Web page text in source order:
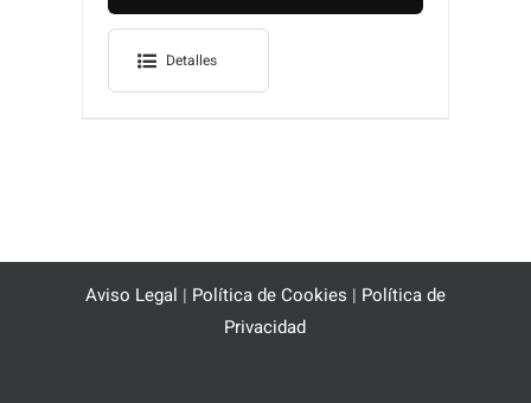
Detalles
Aviso Legal | Política de Cookies | Política de
Privacidad